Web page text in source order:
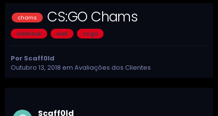
chams CS:GO Chams
wallhack wall cs:go
Por Scaff0ld
Outubro 13, 2018 em Avaliações dos Clientes
Scaff0ld